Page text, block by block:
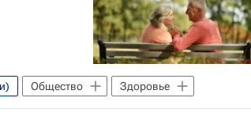
Общество Здоровье